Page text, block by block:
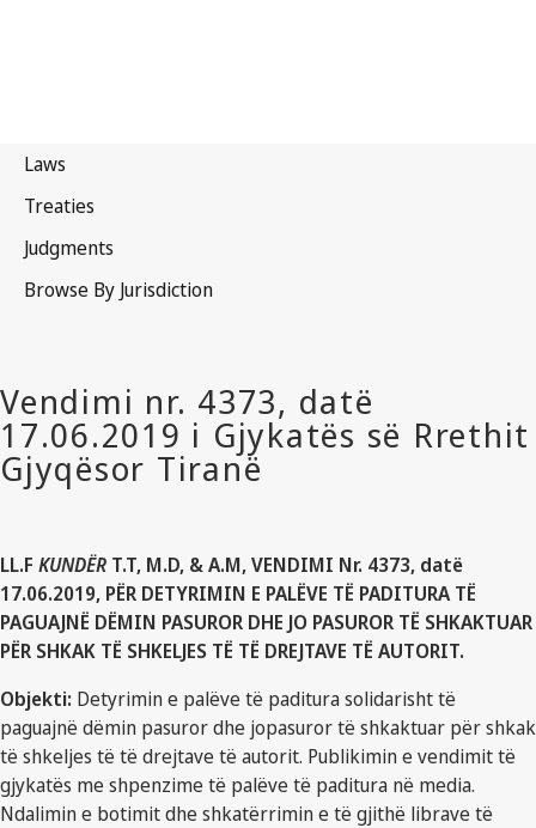
LL.F KUNDËR T.T, M.D, & A.M, VENDIMI Nr. 4373, datë
17.06.2019, PËR DETYRIMIN E PALËVE TË PADITURA TË
PAGUAJNË DËMIN PASUROR DHE JO PASUROR TË SHKAKTUAR
PËR SHKAK TË SHKELJES TË TË DREJTAVE TË AUTORIT.
Objekti: Detyrimin e palëve të paditura solidarisht të
paguajnë dëmin pasuror dhe jopasuror të shkaktuar për shkak
të shkeljes të të drejtave të autorit. Publikimin e vendimit të
gjykatës me shpenzime të palëve të paditura në media.
Ndalimin e botimit dhe shkatërrimin e të gjithë librave të